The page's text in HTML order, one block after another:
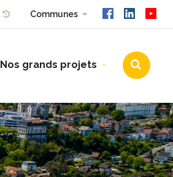
Communes
Nos grands projets
Urbanisme